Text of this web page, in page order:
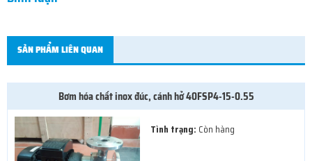
SẢN PHẨM LIÊN QUAN
Bơm hóa chất inox đúc, cánh hở 40FSP4-15-0.55
Tình trạng: Còn hàng